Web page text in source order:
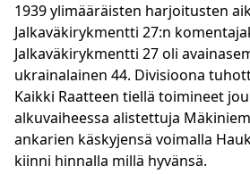
1939 ylimääräisten harjoitusten
Jalkaväkirykmentti 27:n
Jalkaväkirykmentti 27 oli
ukrainalainen 44. Divisioona
Kaikki Raatteen tiellä toimineet
alkuvaiheessa alistettuja
ankarien käskyjensä voimalla
kiinni hinnalla millä hyvänsä.